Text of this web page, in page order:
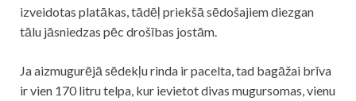
izveidotas platākas, tādēļ priekšā sēdošajiem diezgan
tālu jāsniedzas pēc drošības jostām.
Ja aizmugurējā sēdekļu rinda ir pacelta, tad bagāžai brīva
ir vien 170 litru telpa, kur ievietot divas mugursomas, vienu